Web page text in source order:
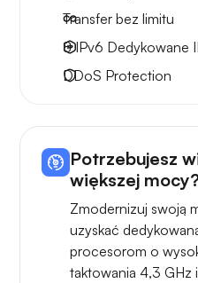
Transfer bez limitu
8 IPv6 Dedykowane
DDoS Protection
Potrzebujesz
większej
Zmodernizuj swoją
uzyskać
procesorom o
taktowania 4,3 GHz